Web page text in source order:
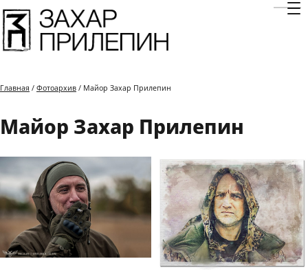
Главная / Фотоархив / Майор Захар Прилепин
Майор Захар Прилепин